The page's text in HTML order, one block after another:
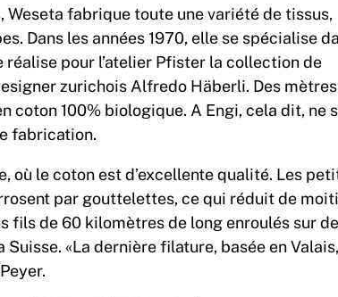
fabrique toute une variété de tissus,
Dans les années 1970, elle se spécialise
pour l’atelier Pfister la collection de
zurichois Alfredo Häberli. Des
coton 100% biologique. A Engi, cela dit, ne
fabrication.
où le coton est d’excellente qualité. Les
par gouttelettes, ce qui réduit de
fils de 60 kilomètres de long enroulés sur
«La dernière filature, basée en Valais,